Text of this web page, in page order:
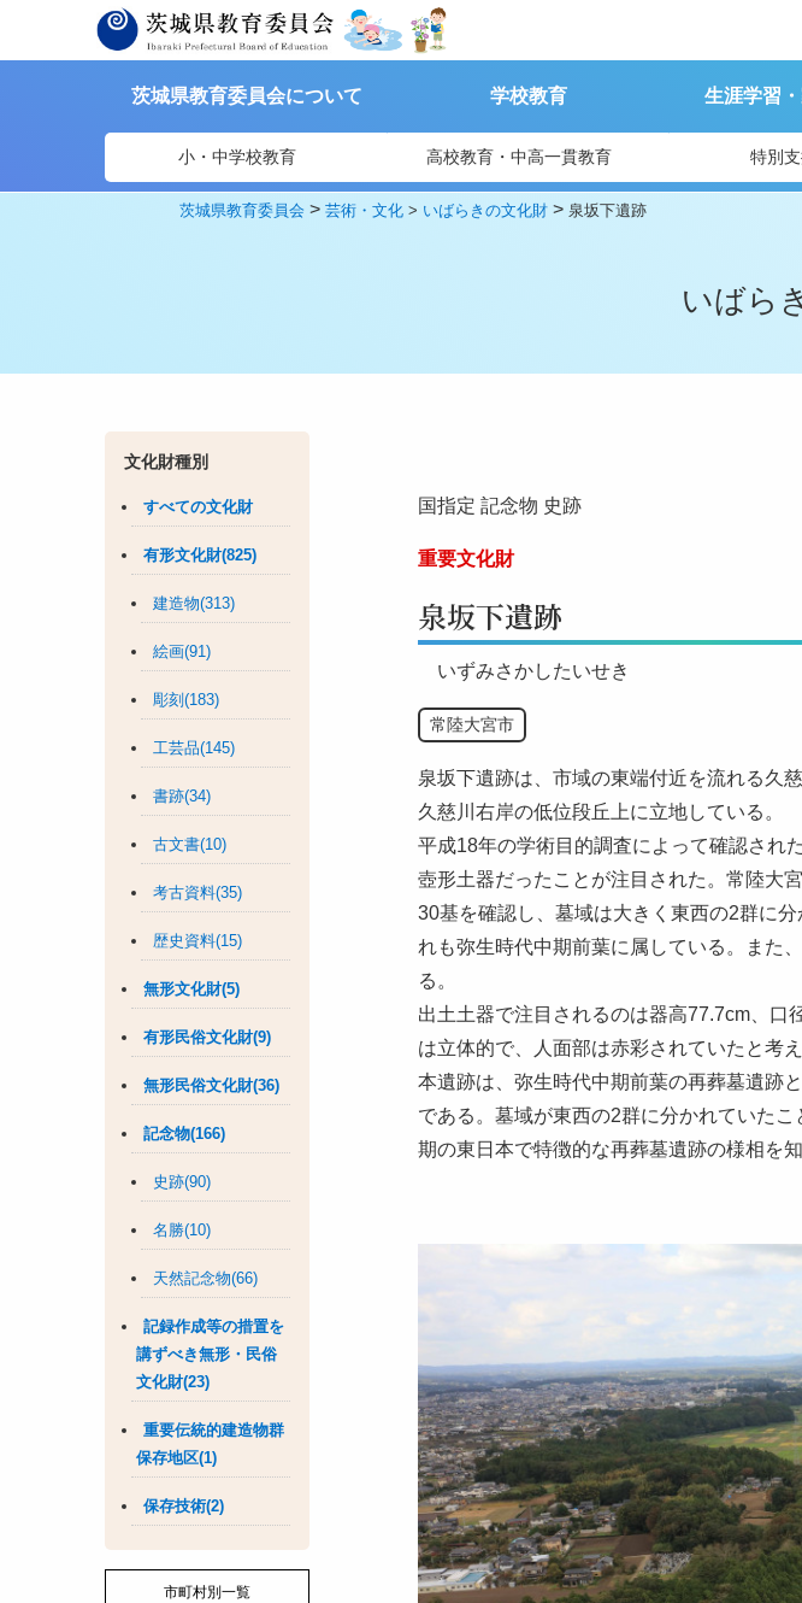
茨城県教育委員会について 学校教育 生涯学習
小・中学校教育 高校教育・中高一貫教育 特別
茨城県教育委員会 >芸術・文化 > いばらきの文化財 > 泉坂下遺跡
いばら
文化財種別
すべての文化財
有形文化財(825)
建造物(313)
絵画(91)
彫刻(183)
工芸品(145)
書跡(34)
古文書(10)
考古資料(35)
歴史資料(15)
無形文化財(5)
有形民俗文化財(9)
無形民俗文化財(36)
記念物(166)
史跡(90)
名勝(10)
天然記念物(66)
記録作成等の措置を
講ずべき無形・民俗
文化財(23)
重要伝統的建造物群
保存地区(1)
保存技術(2)
市町村別一覧
国指定 記念物 史跡
重要文化財
泉坂下遺跡
いずみさかしたいせき
常陸大宮市
泉坂下遺跡は、市域の東端付近を流れる久
久慈川右岸の低位段丘上に立地している。
平成18年の学術目的調査によって確認され
壺形土器だったことが注目された。常陸大
30基を確認し、墓域は大きく東西の2群に
れも弥生時代中期前葉に属している。また
る。
出土土器で注目されるのは器高77.7cm、口
は立体的で、人面部は赤彩されていたと考え
本遺跡は、弥生時代中期前葉の再葬墓遺跡
である。墓域が東西の2群に分かれていた
期の東日本で特徴的な再葬墓遺跡の様相を